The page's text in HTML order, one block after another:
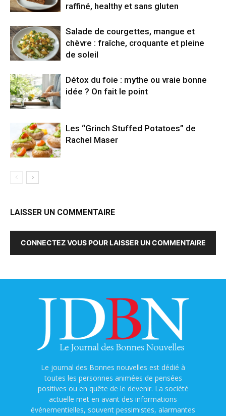
raffiné, healthy et sans gluten
Salade de courgettes, mangue et
chèvre : fraîche, croquante et pleine
de soleil
Détox du foie : mythe ou vraie bonne
idée ? On fait le point
Les “Grinch Stuffed Potatoes” de
Rachel Maser
LAISSER UN COMMENTAIRE
CONNECTEZ VOUS POUR LAISSER UN COMMENTAIRE
Le journal des Bonnes nouvelles est dédié à
toutes les personnes animées de pensées
positives ou en quête de le devenir. La société
actuelle met en avant des informations
événementielles, souvent pessimistes, alarmantes